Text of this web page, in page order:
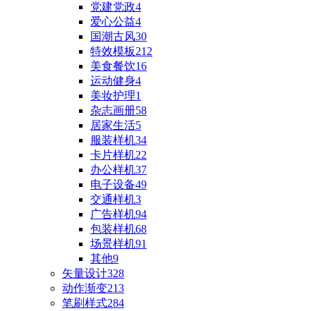
党建党政4
爱心公益4
国潮古风30
特效模板212
美食餐饮16
运动健身4
美妆护理1
杂志画册58
居家生活5
服装样机34
卡片样机22
办公样机37
电子设备49
交通样机3
广告样机94
包装样机68
场景样机91
其他9
矢量设计328
动作渐变213
笔刷样式284